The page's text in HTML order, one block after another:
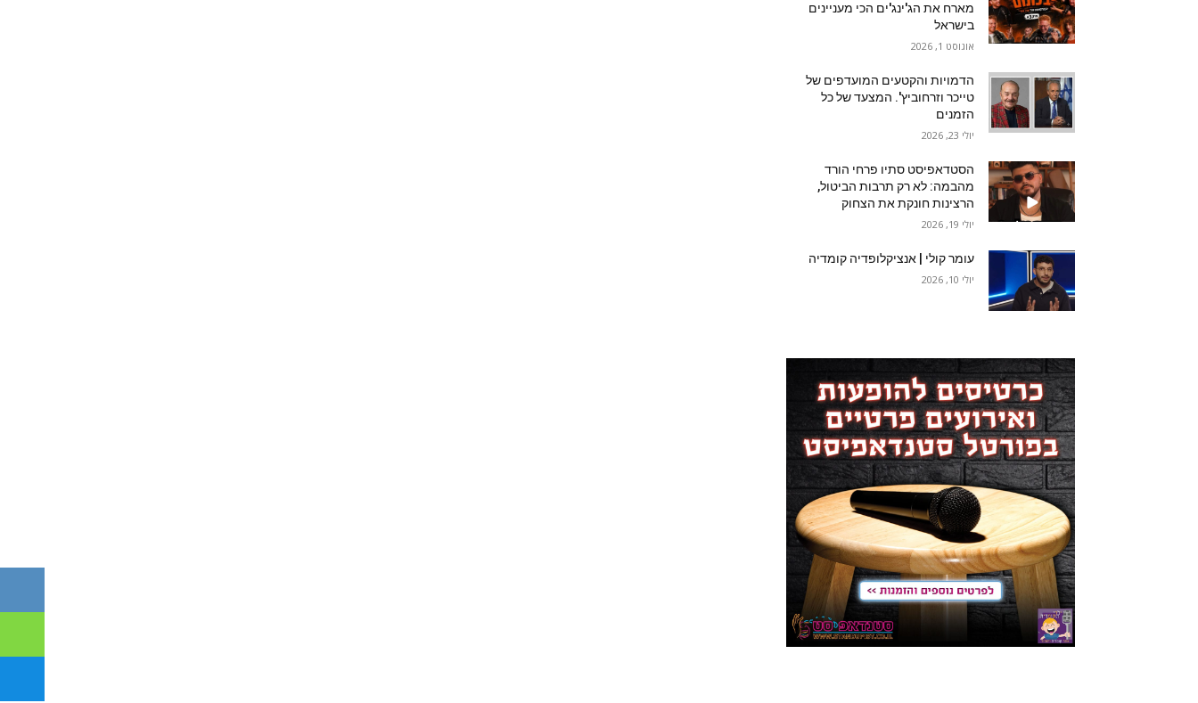
מארח את הג'ינג'ים הכי מעניינים
בישראל
אוגוסט 1, 2026
הדמויות והקטעים המועדפים של
טייכר וזרחוביץ'. המצעד של כל
הזמנים
יולי 23, 2026
הסטדאפיסט סתיו פרחי הורד
מהבמה: לא רק תרבות הביטול,
הרצינות חונקת את הצחוק
יולי 19, 2026
עומר קולי | אנציקלופדיה קומדיה
יולי 10, 2026